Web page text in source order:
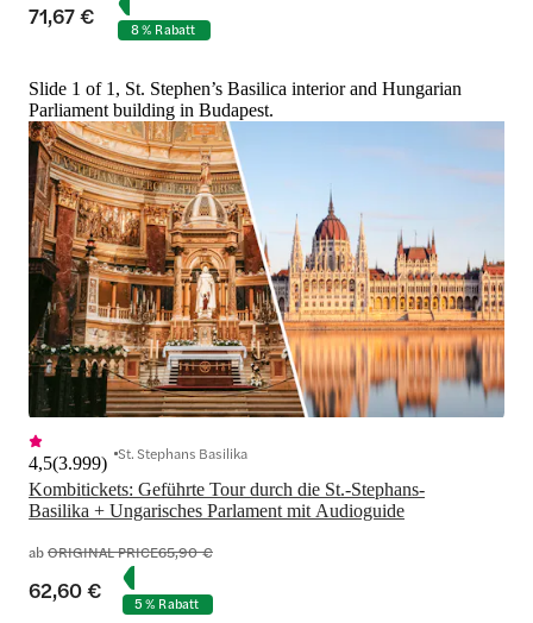
71,67 € 8 % Rabatt
Slide 1 of 1, St. Stephen’s Basilica interior and Hungarian
Parliament building in Budapest.
Kombitickets: Geführte Tour durch die St.-Stephans-
Basilika + Ungarisches Parlament mit Audioguide
4,5(3.999) St. Stephans Basilika
abORIGINAL PRICE65,90 €
62,60 € 5 % Rabatt